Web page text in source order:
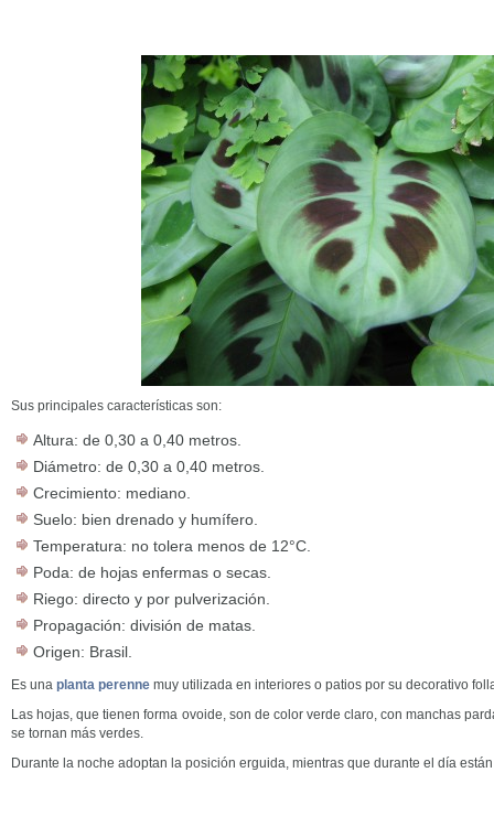
Sus principales características son:
Altura: de 0,30 a 0,40 metros.
Diámetro: de 0,30 a 0,40 metros.
Crecimiento: mediano.
Suelo: bien drenado y humífero.
Temperatura: no tolera menos de 12°C.
Poda: de hojas enfermas o secas.
Riego: directo y por pulverización.
Propagación: división de matas.
Origen: Brasil.
Es una planta perenne muy utilizada en interiores o patios por su decorativo
Las hojas, que tienen forma ovoide, son de color verde claro, con manchas
se tornan más verdes.
Durante la noche adoptan la posición erguida, mientras que durante el día